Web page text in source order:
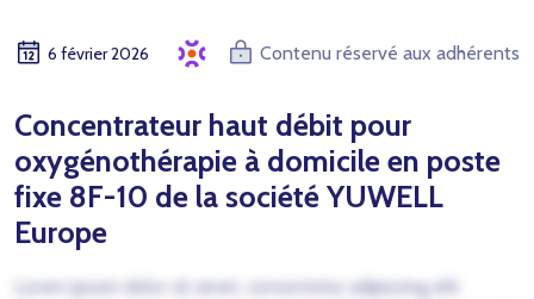
6 février 2026 Contenu réservé aux adhérents
Concentrateur haut débit pour
oxygénothérapie à domicile en poste
fixe 8F-10 de la société YUWELL
Europe
Lorem ipsum dolor sit amet, consectetur adipiscing elit.